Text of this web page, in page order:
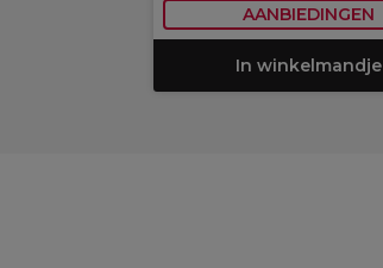
AANBIEDINGEN
In winkelmandje